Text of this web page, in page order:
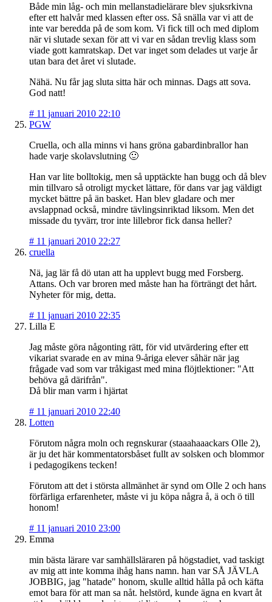
Både min låg- och min mellanstadielärare blev sjuksrkivna
efter ett halvår med klassen efter oss. Så snälla var vi att de
inte var beredda på de som kom. Vi fick till och med diplom
när vi slutade sexan för att vi var en sådan trevlig klass som
viade gott kamratskap. Det var inget som delades ut varje år
utan bara det året vi slutade.
Nähä. Nu får jag sluta sitta här och minnas. Dags att sova.
God natt!
# 11 januari 2010 22:10
PGW
Cruella, och alla minns vi hans gröna gabardinbrallor han
hade varje skolavslutning 🙂
Han var lite bolltokig, men så upptäckte han bugg och då blev
min tillvaro så otroligt mycket lättare, för dans var jag väldigt
mycket bättre på än basket. Han blev gladare och mer
avslappnad också, mindre tävlingsinriktad liksom. Men det
missade du tyvärr, tror inte lillebror fick dansa heller?
# 11 januari 2010 22:27
cruella
Nä, jag lär få dö utan att ha upplevt bugg med Forsberg.
Attans. Och var broren med måste han ha förträngt det hårt.
Nyheter för mig, detta.
# 11 januari 2010 22:35
Lilla E
Jag måste göra någonting rätt, för vid utvärdering efter ett
vikariat svarade en av mina 9-åriga elever såhär när jag
frågade vad som var tråkigast med mina flöjtlektioner: "Att
behöva gå därifrån".
Då blir man varm i hjärtat
# 11 januari 2010 22:40
Lotten
Förutom några moln och regnskurar (staaahaaackars Olle 2),
är ju det här kommentatorsbåset fullt av solsken och blommor
i pedagogikens tecken!
Förutom att det i största allmänhet är synd om Olle 2 och hans
förfärliga erfarenheter, måste vi ju köpa några å, ä och ö till
honom!
# 11 januari 2010 23:00
Emma
min bästa lärare var samhällsläraren på högstadiet, vad taskigt
av mig att inte komma ihåg hans namn. han var SÅ JÄVLA
JOBBIG, jag "hatade" honom, skulle alltid hålla på och käfta
emot bara för att man sa nåt. helstörd, kunde ägna en kvart åt